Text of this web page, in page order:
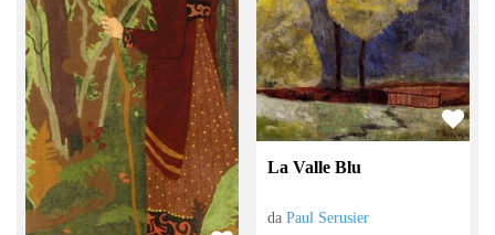
La Valle Blu
daPaul Serusier